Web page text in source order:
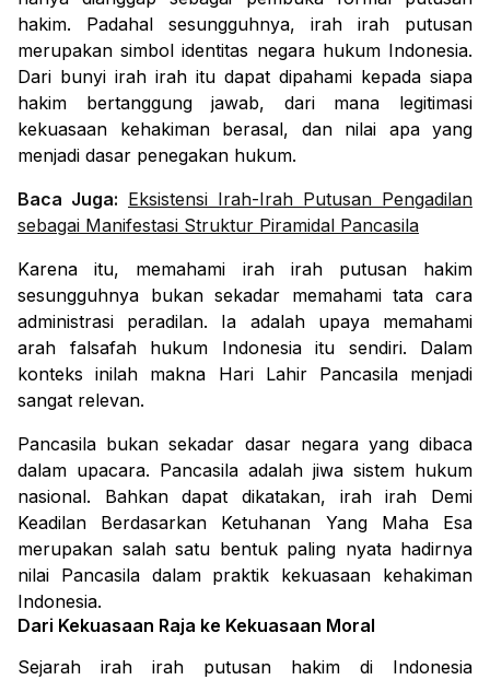
hakim. Padahal sesungguhnya, irah irah putusan
merupakan simbol identitas negara hukum Indonesia.
Dari bunyi irah irah itu dapat dipahami kepada siapa
hakim bertanggung jawab, dari mana legitimasi
kekuasaan kehakiman berasal, dan nilai apa yang
menjadi dasar penegakan hukum.
Baca Juga: Eksistensi Irah-Irah Putusan Pengadilan
sebagai Manifestasi Struktur Piramidal Pancasila
Karena itu, memahami irah irah putusan hakim
sesungguhnya bukan sekadar memahami tata cara
administrasi peradilan. Ia adalah upaya memahami
arah falsafah hukum Indonesia itu sendiri.
Dalam
konteks inilah makna Hari Lahir Pancasila menjadi
sangat relevan.
Pancasila bukan sekadar dasar negara yang dibaca
dalam upacara. Pancasila adalah jiwa sistem hukum
nasional. Bahkan dapat dikatakan, irah irah Demi
Keadilan Berdasarkan Ketuhanan Yang Maha Esa
merupakan salah satu bentuk paling nyata hadirnya
nilai Pancasila dalam praktik kekuasaan kehakiman
Indonesia.
Dari Kekuasaan Raja ke Kekuasaan Moral
Sejarah irah irah putusan hakim di Indonesia